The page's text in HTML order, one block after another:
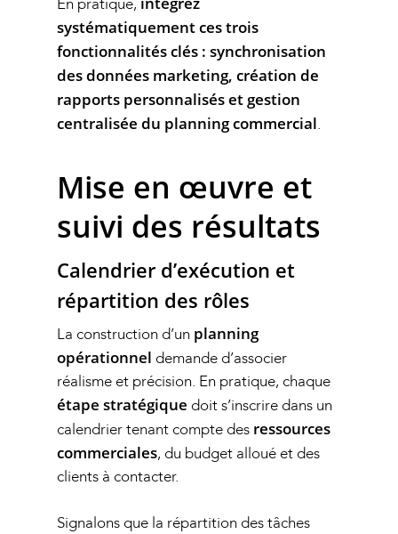
systématiquement ces trois
fonctionnalités clés : synchronisation
des données marketing, création de
rapports personnalisés et gestion
centralisée du planning commercial.
Mise en œuvre et
suivi des résultats
Calendrier d’exécution et
répartition des rôles
La construction d’un planning
opérationnel demande d’associer
réalisme et précision. En pratique, chaque
étape stratégique doit s’inscrire dans un
calendrier tenant compte des ressources
commerciales, du budget alloué et des
clients à contacter.
Signalons que la répartition des tâches
Recrutement
Social selling LinkedIn
Campagnes emailing
Notre Blog
Contact Seventic